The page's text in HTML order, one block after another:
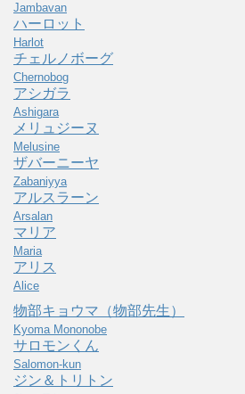
Jambavan
ハーロット
Harlot
チェルノボーグ
Chernobog
アシガラ
Ashigara
メリュジーヌ
Melusine
ザバーニーヤ
Zabaniyya
アルスラーン
Arsalan
マリア
Maria
アリス
Alice
物部キョウマ（物部先生）
Kyoma Mononobe
サロモンくん
Salomon-kun
ジン＆トリトン